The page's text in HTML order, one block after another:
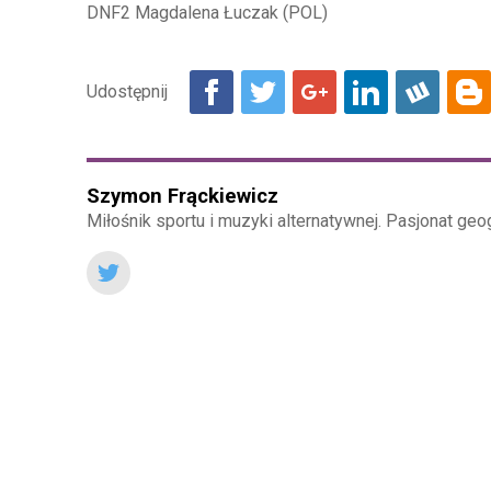
DNF2 Magdalena Łuczak (POL)
Szymon Frąckiewicz
Miłośnik sportu i muzyki alternatywnej. Pasjonat